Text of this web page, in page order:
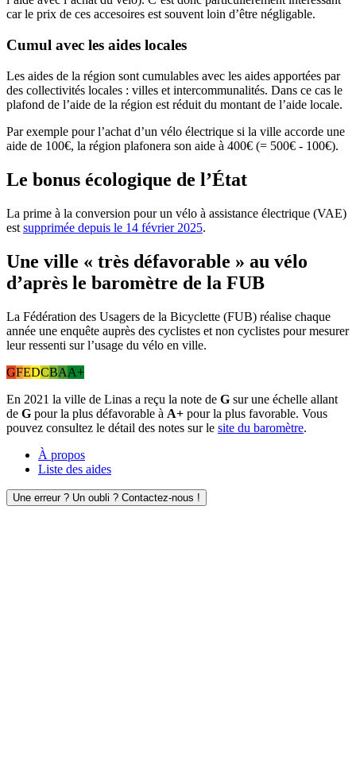
car le prix de ces accesoires est souvent loin d’être négligable.
Cumul avec les aides locales
Les aides de la région sont cumulables avec les aides apportées par
des collectivités locales : villes et intercommunalités. Dans ce cas le
plafond de l’aide de la région est réduit du montant de l’aide locale.
Par exemple pour l’achat d’un vélo électrique si la ville accorde une
aide de 100€, la région plafonera son aide à 400€ (= 500€ - 100€).
Le bonus écologique de l’État
La prime à la conversion pour un vélo à assistance électrique (VAE)
est supprimée depuis le 14 février 2025.
Une ville « très défavorable » au vélo
d’après le baromètre de la FUB
La Fédération des Usagers de la Bicyclette (FUB) réalise chaque
année une enquête auprès des cyclistes et non cyclistes pour mesurer
leur ressenti sur l’usage du vélo en ville.
GFEDCBAA+
En 2021 la ville de Linas a reçu la note de G sur une échelle allant
de G pour la plus défavorable à A+ pour la plus favorable. Vous
pouvez consultez le détail des notes sur le site du baromètre.
À propos
Liste des aides
Une erreur ? Un oubli ? Contactez-nous !